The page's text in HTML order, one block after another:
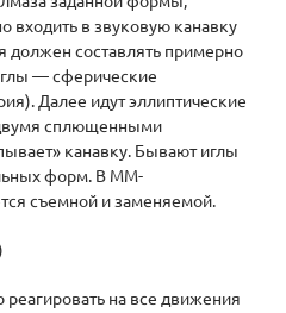
входить в звуковую канавку
должен составлять примерно
— сферические
Далее идут эллиптические
сплющенными
канавку. Бывают иглы
форм. В ММ-
съемной и заменяемой.
на все движения